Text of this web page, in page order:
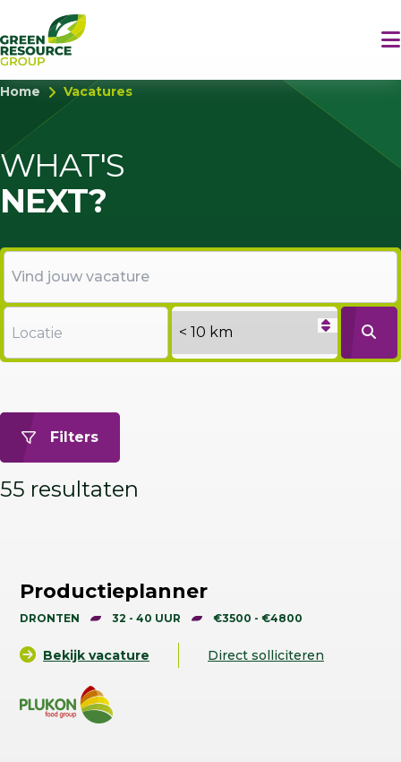
Home Vacatures
WHAT'S
NEXT?
Filters
55 resultaten
Productieplanner
DRONTEN 32 - 40 UUR €3500 - €4800
Bekijk vacature Direct solliciteren